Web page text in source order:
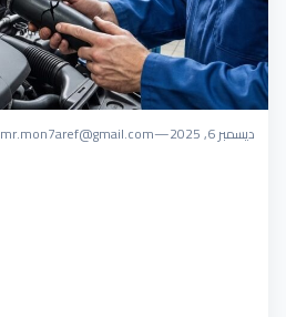
ديسمبر 6, 2025 —
mr.mon7aref@gmail.com